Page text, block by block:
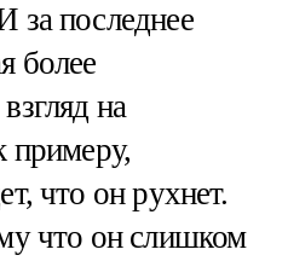
за последнее
более
на
примеру,
что он рухнет.
что он слишком